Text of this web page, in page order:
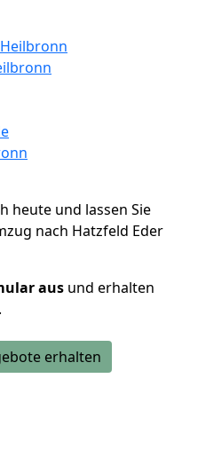
heute und lassen Sie
nach Hatzfeld Eder
aus und erhalten
erhalten